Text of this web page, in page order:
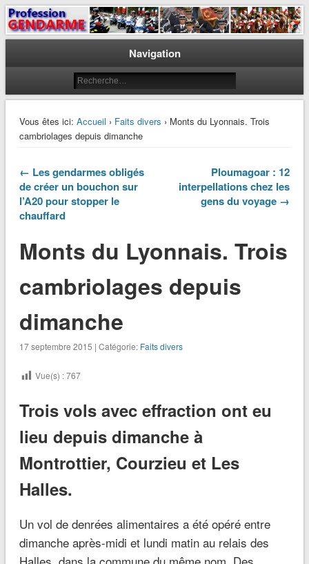
Profession Gendarme
Le journal des gendarmes
Navigation
Vous êtes ici: Accueil › Faits divers › Monts du Lyonnais. Trois
cambriolages depuis dimanche
← Les gendarmes obligés
de créer un bouchon sur
l’A20 pour stopper le
chauffard
Ploumagoar : 12
interpellations chez les
gens du voyage →
Monts du Lyonnais. Trois
cambriolages depuis
dimanche
17 septembre 2015 | Catégorie: Faits divers
Vue(s) :767
Trois vols avec effraction ont eu
lieu depuis dimanche à
Montrottier, Courzieu et Les
Halles.
Un vol de denrées alimentaires a été opéré entre
dimanche après-midi et lundi matin au relais des